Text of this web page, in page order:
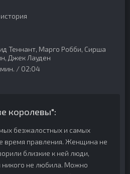
Теннант, Марго Робби, Сирша
Джек Лауден
/ 02:04
королевы":
безжалостных и самых
время правления. Женщина не
близкие к ней люди,
никого не любила. Можно